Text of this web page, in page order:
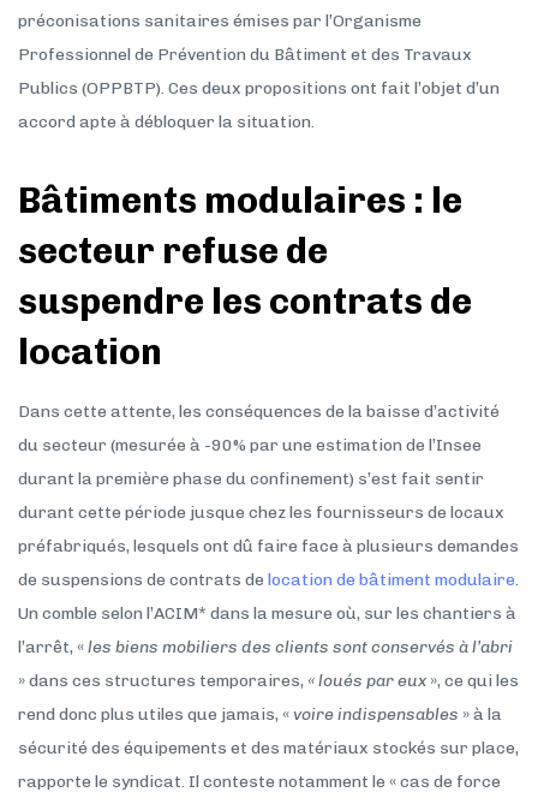
préconisations sanitaires émises par l’Organisme
Professionnel de Prévention du Bâtiment et des Travaux
Publics (OPPBTP). Ces deux propositions ont fait l’objet d’un
accord apte à débloquer la situation.
Bâtiments modulaires : le
secteur refuse de
suspendre les contrats de
location
Dans cette attente, les conséquences de la baisse d’activité
du secteur (mesurée à -90% par une estimation de l’Insee
durant la première phase du confinement) s’est fait sentir
durant cette période jusque chez les fournisseurs de locaux
préfabriqués, lesquels ont dû faire face à plusieurs demandes
de suspensions de contrats de location de bâtiment modulaire.
Un comble selon l’ACIM* dans la mesure où, sur les chantiers à
l’arrêt, «les biens mobiliers des clients sont conservés à l’abri
» dans ces structures temporaires, « loués par eux », ce qui les
rend donc plus utiles que jamais, «voire indispensables » à la
sécurité des équipements et des matériaux stockés sur place,
rapporte le syndicat. Il conteste notamment le « cas de force